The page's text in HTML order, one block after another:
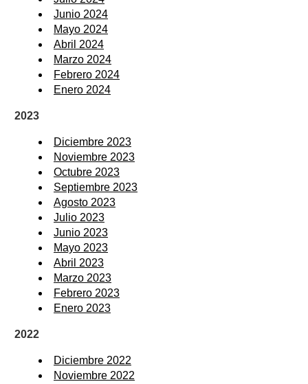
Junio 2024
Mayo 2024
Abril 2024
Marzo 2024
Febrero 2024
Enero 2024
2023
Diciembre 2023
Noviembre 2023
Octubre 2023
Septiembre 2023
Agosto 2023
Julio 2023
Junio 2023
Mayo 2023
Abril 2023
Marzo 2023
Febrero 2023
Enero 2023
2022
Diciembre 2022
Noviembre 2022